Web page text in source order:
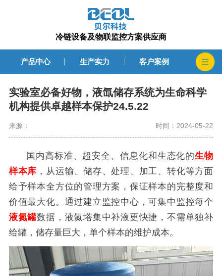
冷链设备及物联监控方案供应商
产品中心 生产实力 客户案例
实验室必备好物，液氙储存系统为生命科学
机构提供卓越样本保护24.5.22
来源： 时间：2024-05-22
国内高标准、超安全、信息化和生态化的生物
样本库 ，从运输、储存、处理、加工、转化等方面
给予样本全方位的管理方案，保证样本的完整度和
价值最大化。通过建立监控中心，可集中监控每个
液氮罐数据，液氮塔集中补液更快捷，不需单独补
给罐，储存量巨大，单个样本的维护成本。